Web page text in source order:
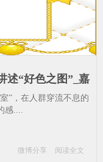
述“好色之图”_嘉
好色之图-设计作
”，在人群穿流不息的
感....
微博分享 阅读全文